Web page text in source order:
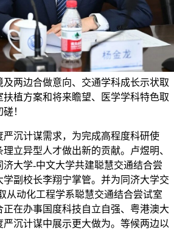
两边合做意向、交通学科成长示状取
植方案和将来瞻望、医学学科特色取
！
沉计谋需求，为完成高程度科研使
立异型人才做出新的贡献。卢煜明、
大学-中文大学共建聪慧交通结合尝
副校长李翔宁掌管。并为同济大学交
从动化工程学系聪慧交通结合尝试室
在办事国度科技自立自强、粤港澳大
沉计谋中展示更大做为。等候两边以